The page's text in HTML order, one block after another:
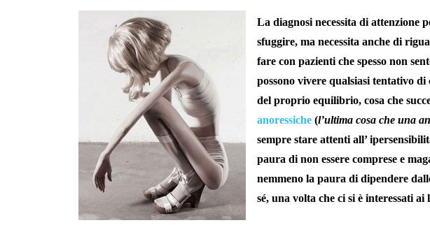
La diagnosi necessita di attenzione
sfuggire, ma necessita anche di
fare con pazienti che spesso non
possono vivere qualsiasi tentativo
del proprio equilibrio, cosa che
anoressiche (l’ultima cosa che una
sempre stare attenti all’
paura di non essere comprese e
nemmeno la paura di dipendere
sé, una volta che ci si è interessati